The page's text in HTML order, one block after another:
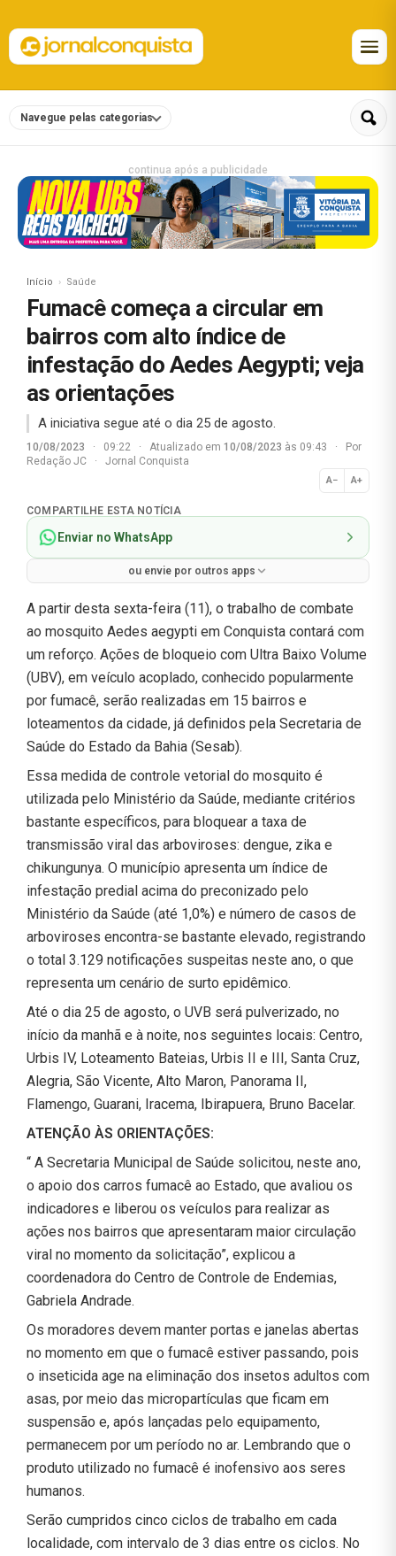
Navegue pelas categorias
continua após a publicidade
Início Saúde
Fumacê começa a circular em
bairros com alto índice de
infestação do Aedes Aegypti; veja
as orientações
A iniciativa segue até o dia 25 de agosto.
10/08/2023 · 09:22 · Atualizado em 10/08/2023 às 09:43 ·
Por
Redação JC
· Jornal Conquista
A− A+
Normal
COMPARTILHE ESTA NOTÍCIA
Enviar no WhatsApp
ou envie por outros apps
A partir desta sexta-feira (11), o trabalho de combate
ao mosquito Aedes aegypti em Conquista contará com
um reforço. Ações de bloqueio com Ultra Baixo Volume
(UBV), em veículo acoplado, conhecido popularmente
por fumacê, serão realizadas em 15 bairros e
loteamentos da cidade, já definidos pela Secretaria de
Saúde do Estado da Bahia (Sesab).
Essa medida de controle vetorial do mosquito é
utilizada pelo Ministério da Saúde, mediante critérios
bastante específicos, para bloquear a taxa de
transmissão viral das arboviroses: dengue, zika e
chikungunya. O município apresenta um índice de
infestação predial acima do preconizado pelo
Ministério da Saúde (até 1,0%) e número de casos de
arboviroses encontra-se bastante elevado, registrando
o total 3.129 notificações suspeitas neste ano, o que
representa um cenário de surto epidêmico.
Até o dia 25 de agosto, o UVB será pulverizado, no
início da manhã e à noite, nos seguintes locais: Centro,
Urbis IV, Loteamento Bateias, Urbis II e III, Santa Cruz,
Alegria, São Vicente, Alto Maron, Panorama II,
Flamengo, Guarani, Iracema, Ibirapuera, Bruno Bacelar.
ATENÇÃO ÀS ORIENTAÇÕES:
“ A Secretaria Municipal de Saúde solicitou, neste ano,
o apoio dos carros fumacê ao Estado, que avaliou os
indicadores e liberou os veículos para realizar as
ações nos bairros que apresentaram maior circulação
viral no momento da solicitação”, explicou a
coordenadora do Centro de Controle de Endemias,
Gabriela Andrade.
Os moradores devem manter portas e janelas abertas
no momento em que o fumacê estiver passando, pois
o inseticida age na eliminação dos insetos adultos com
asas, por meio das micropartículas que ficam em
suspensão e, após lançadas pelo equipamento,
permanecem por um período no ar. Lembrando que o
produto utilizado no fumacê é inofensivo aos seres
humanos.
Serão cumpridos cinco ciclos de trabalho em cada
localidade, com intervalo de 3 dias entre os ciclos. No